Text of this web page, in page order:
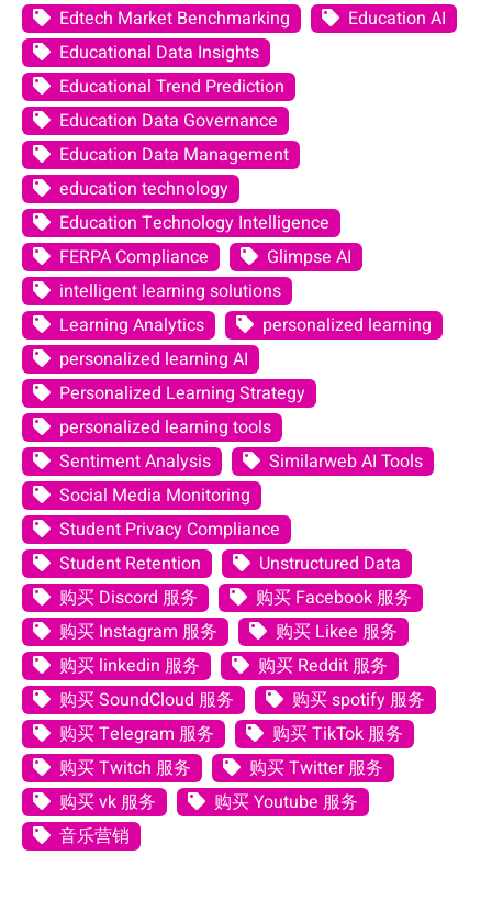
Edtech Market Benchmarking
Education AI
Educational Data Insights
Educational Trend Prediction
Education Data Governance
Education Data Management
education technology
Education Technology Intelligence
FERPA Compliance
Glimpse AI
intelligent learning solutions
Learning Analytics
personalized learning
personalized learning AI
Personalized Learning Strategy
personalized learning tools
Sentiment Analysis
Similarweb AI Tools
Social Media Monitoring
Student Privacy Compliance
Student Retention
Unstructured Data
购买 Discord 服务
购买 Facebook 服务
购买 Instagram 服务
购买 Likee 服务
购买 linkedin 服务
购买 Reddit 服务
购买 SoundCloud 服务
购买 spotify 服务
购买 Telegram 服务
购买 TikTok 服务
购买 Twitch 服务
购买 Twitter 服务
购买 vk 服务
购买 Youtube 服务
音乐营销